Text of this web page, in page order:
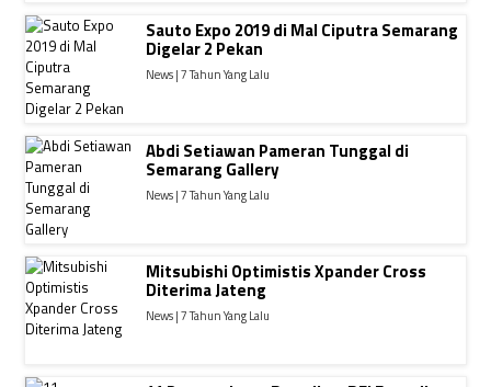
Sauto Expo 2019 di Mal Ciputra Semarang
Digelar 2 Pekan
News | 7 Tahun Yang Lalu
Abdi Setiawan Pameran Tunggal di
Semarang Gallery
News | 7 Tahun Yang Lalu
Mitsubishi Optimistis Xpander Cross
Diterima Jateng
News | 7 Tahun Yang Lalu